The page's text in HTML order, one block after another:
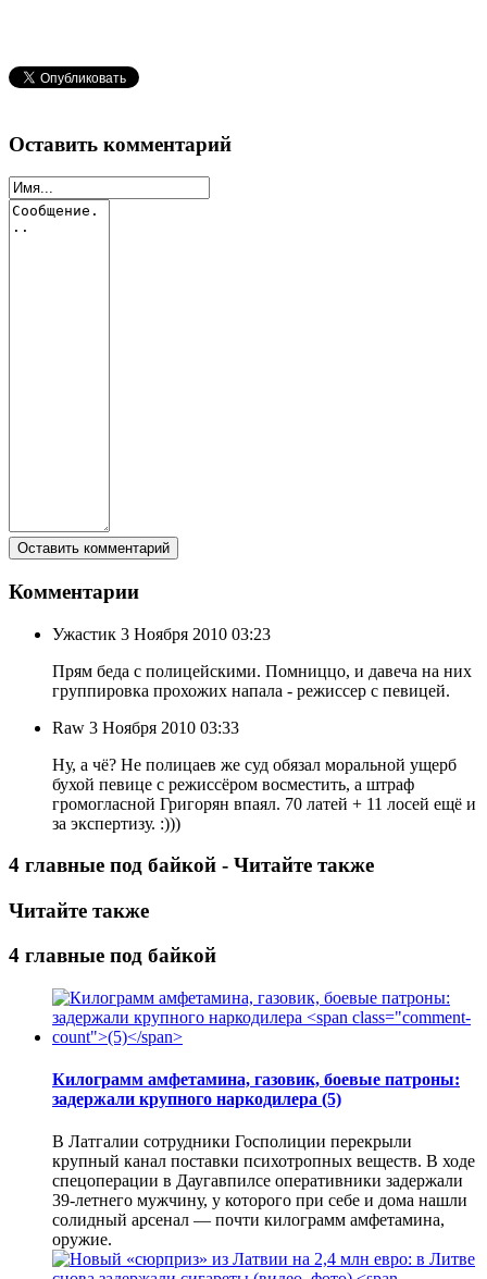
Оставить комментарий
Комментарии
Ужастик 3 Ноября 2010 03:23
Прям беда с полицейскими. Помниццо, и давеча на них
группировка прохожих напала - режиссер с певицей.
Raw 3 Ноября 2010 03:33
Ну, а чё? Не полицаев же суд обязал моральной ущерб
бухой певице с режиссёром восместить, а штраф
громогласной Григорян впаял. 70 латей + 11 лосей ещё и
за экспертизу. :)))
4 главные под байкой - Читайте также
Читайте также
4 главные под байкой
Килограмм амфетамина, газовик, боевые патроны:
задержали крупного наркодилера (5)
В Латгалии сотрудники Госполиции перекрыли
крупный канал поставки психотропных веществ. В ходе
спецоперации в Даугавпилсе оперативники задержали
39-летнего мужчину, у которого при себе и дома нашли
солидный арсенал — почти килограмм амфетамина,
оружие.